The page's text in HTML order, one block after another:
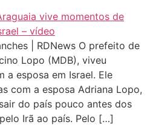
| RDNews O prefeito de
Lopo (MDB), viveu
a esposa em Israel. Ele
com a esposa Adriana Lopo,
do país pouco antes dos
Irã ao país. Pelo […]